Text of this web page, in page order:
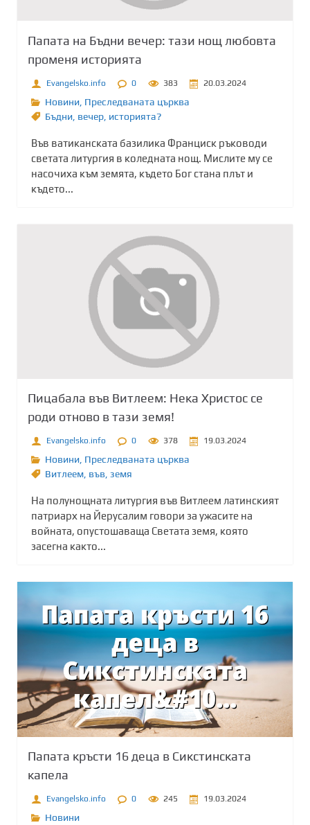
Папата на Бъдни вечер: тази нощ любовта
променя историята
Evangelsko.info 0 383 20.03.2024
Новини Преследваната църква
Бъдни вечер историята?
Във ватиканската базилика Франциск ръководи
светата литургия в коледната нощ. Мислите му се
насочиха към земята, където Бог стана плът и
където...
Пицабала във Витлеем: Нека Христос се
роди отново в тази земя!
Evangelsko.info 0 378 19.03.2024
Новини Преследваната църква
Витлеем във земя
На полунощната литургия във Витлеем латинският
патриарх на Йерусалим говори за ужасите на
войната, опустошаваща Светата земя, която
засегна както...
Папата кръсти 16 деца в Сикстинската
капела
Evangelsko.info 0 245 19.03.2024
Новини